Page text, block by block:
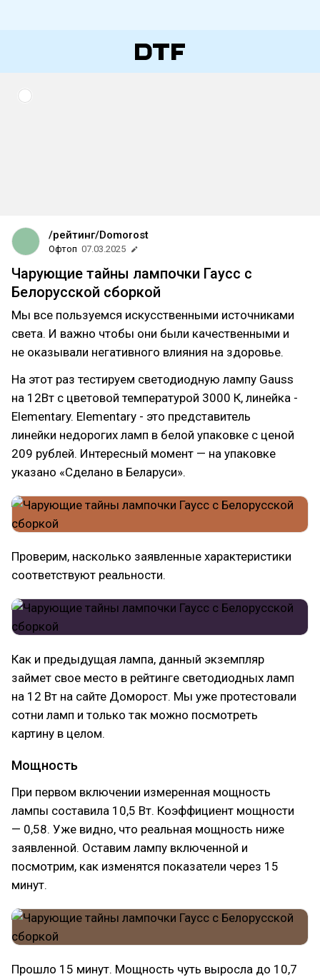
/рейтинг/Domorost
Офтоп 07.03.2025
Чарующие тайны лампочки Гаусс с
Белорусской сборкой
Мы все пользуемся искусственными источниками
света. И важно чтобы они были качественными и
не оказывали негативного влияния на здоровье.
На этот раз тестируем светодиодную лампу Gauss
на 12Вт с цветовой температурой 3000 К, линейка -
Elementary. Elementary - это представитель
линейки недорогих ламп в белой упаковке с ценой
209 рублей. Интересный момент — на упаковке
указано «Сделано в Беларуси».
Проверим, насколько заявленные характеристики
соответствуют реальности.
Как и предыдущая лампа, данный экземпляр
займет свое место в рейтинге светодиодных ламп
на 12 Вт на сайте Доморост. Мы уже протестовали
сотни ламп и только так можно посмотреть
картину в целом.
Мощность
При первом включении измеренная мощность
лампы составила 10,5 Вт. Коэффициент мощности
— 0,58. Уже видно, что реальная мощность ниже
заявленной. Оставим лампу включенной и
посмотрим, как изменятся показатели через 15
минут.
Прошло 15 минут. Мощность чуть выросла до 10,7